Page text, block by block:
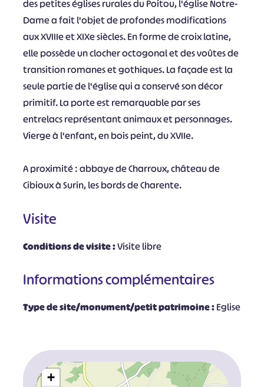
des petites églises rurales du Poitou, l'église Notre-
Dame a fait l'objet de profondes modifications
aux XVIIIe et XIXe siècles. En forme de croix latine,
elle possède un clocher octogonal et des voûtes de
transition romanes et gothiques. La façade est la
seule partie de l'église qui a conservé son décor
primitif. La porte est remarquable par ses
entrelacs représentant animaux et personnages.
Vierge à l'enfant, en bois peint, du XVIIe.
A proximité : abbaye de Charroux, château de
Cibioux à Surin, les bords de Charente.
Visite
Conditions de visite :Visite libre
Informations complémentaires
Type de site/monument/petit patrimoine :Eglise
+